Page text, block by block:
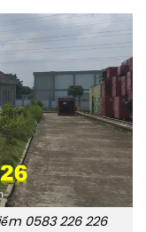
0583 226 226